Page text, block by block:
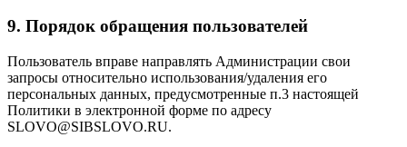
9. Порядок обращения пользователей
Пользователь вправе направлять Администрации свои
запросы относительно использования/удаления его
персональных данных, предусмотренные п.3 настоящей
Политики в электронной форме по адресу
SLOVO@SIBSLOVO.RU.